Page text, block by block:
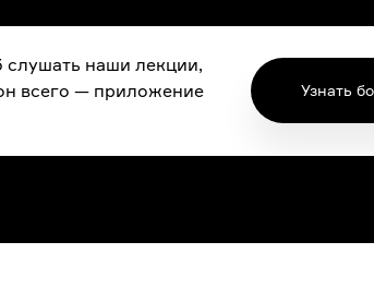
наши лекции,
всего — приложение
Узнать